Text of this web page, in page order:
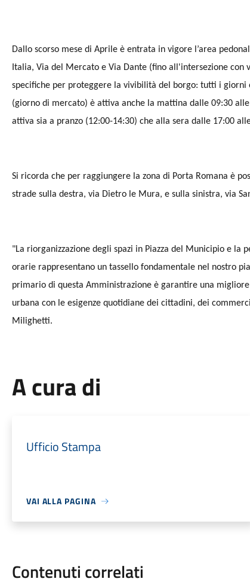
Dallo scorso mese di Aprile è entrata in vigore l’area
Italia, Via del Mercato e Via Dante (fino all'intersezione
specifiche per proteggere la vivibilità del borgo: tutti i giorni
(giorno di mercato) è attiva anche la mattina dalle 09:30
attiva sia a pranzo (12:00-14:30) che alla sera dalle 17:00
Si ricorda che per raggiungere la zona di Porta Romana è
strade sulla destra, via Dietro le Mura, e sulla sinistra, via
"La riorganizzazione degli spazi in Piazza del Municipio e la
orarie rappresentano un tassello fondamentale nel nostro
primario di questa Amministrazione è garantire una
urbana con le esigenze quotidiane dei cittadini, dei
Milighetti.
A cura di
Ufficio Stampa
VAI ALLA PAGINA
Contenuti correlati